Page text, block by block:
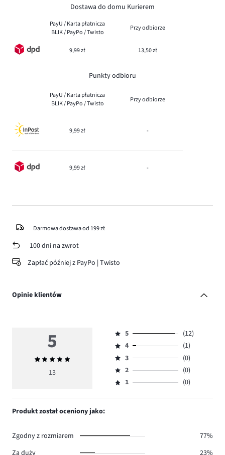
Dostawa do domu Kurierem
PayU / Karta płatnicza
BLIK / PayPo / Twisto
Przy odbiorze
9,99 zł 13,50 zł
Punkty odbioru
PayU / Karta płatnicza
BLIK / PayPo / Twisto
Przy odbiorze
9,99 zł -
9,99 zł -
Darmowa dostawa od 199 zł
100 dni na zwrot
Zapłać później z PayPo | Twisto
Opinie klientów
5
Średnia
ocena
13
Ocena
5,
ilość
głosów
12.
5
(12)
Ocena
4,
ilość
głosów
4
(1)
Ocena
3,
ilość
3
(0)
Ocena
2,
2
(0)
Ocena
1,
1 (0)
Produkt został oceniony jako:
Zgodny z rozmiarem
77%
Za duży
23%